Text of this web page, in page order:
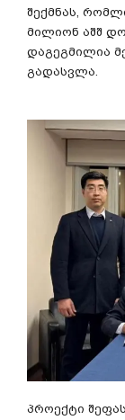
შექმნას,
მილიონ აშშ
დაგეგმილია
გადასვლა.
პროექტი